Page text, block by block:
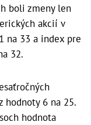
boli zmeny len
akcií v
na 33 a index pre
32.
hodnoty 6 na 25.
hodnota